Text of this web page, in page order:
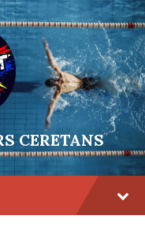
CERETANS